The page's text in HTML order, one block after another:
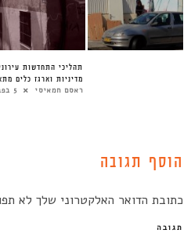
תהליכי התחדשות
מדיניות וארגז כלים
ראסם חמאיסי 5 בפברואר 2020
הוסף תגובה
כתובת הדואר האלקטרוני שלך לא
תגובה